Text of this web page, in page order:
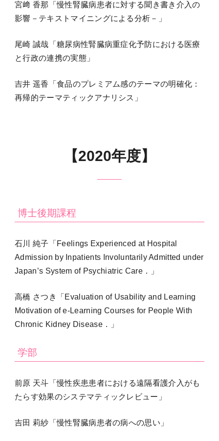
宮﨑 香那「慢性腎臓病患者に対する聞き書き介入の
影響－テキストマイニングによる分析－」
尾崎 誠哉「糖尿病性腎臓病重症化予防における医療
と行政の連携の実態」
吉井 遥香「食品のプレミアム感のテーマの明確化：
再帰的テーマティックアナリシス」
【2020年度】
博士後期課程
石川 純子「Feelings Experienced at Hospital
Admission by Inpatients Involuntarily Admitted under
Japan’s System of Psychiatric Care．」
高橋 さつき「Evaluation of Usability and Learning
Motivation of e-Learning Courses for People With
Chronic Kidney Disease．」
学部
前原 天斗「慢性疾患患者における遠隔看護介入がも
たらす効果のシステマティックレビュー」
吉田 莉紗「慢性腎臓病患者の病への思い」